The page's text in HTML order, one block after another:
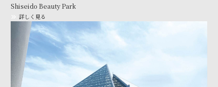
Shiseido Beauty Park
詳しく見る